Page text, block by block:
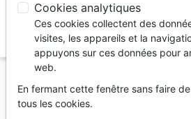
Vous ne pouvez pas créer de
depuis votre pays (United
Cookies analytiques
Ces cookies collectent des
visites, les appareils et la
appuyons sur ces données pour
web.
En fermant cette fenêtre sans faire
tous les cookies.